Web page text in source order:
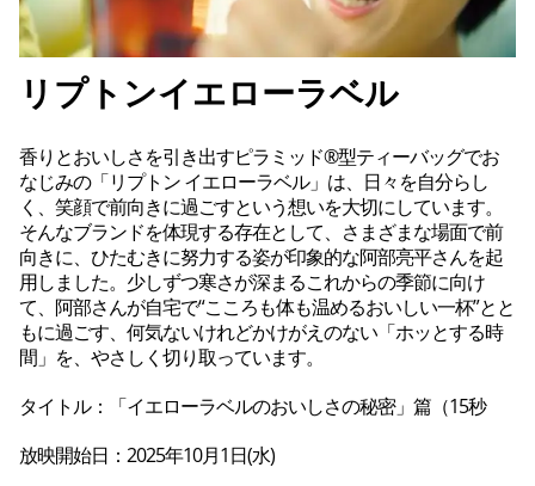
リプトンイエローラベル
香りとおいしさを引き出すピラミッド®型ティーバッグでお
なじみの「リプトン イエローラベル」は、日々を自分らし
く、笑顔で前向きに過ごすという想いを大切にしています。
そんなブランドを体現する存在として、さまざまな場面で前
向きに、ひたむきに努力する姿が印象的な阿部亮平さんを起
用しました。少しずつ寒さが深まるこれからの季節に向け
て、阿部さんが自宅で“こころも体も温めるおいしい一杯”とと
もに過ごす、何気ないけれどかけがえのない「ホッとする時
間」を、やさしく切り取っています。
タイトル：
「イエローラベルのおいしさの秘密」篇（15秒
放映開始日：2025年10月1日(水)